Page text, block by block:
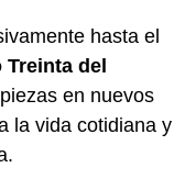
hasta el
Treinta del
en nuevos
la vida cotidiana y